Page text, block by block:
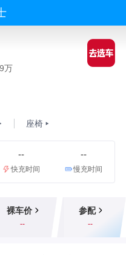
万
座椅
--
快充时间
--
慢充时间
裸车价
--
参配
--